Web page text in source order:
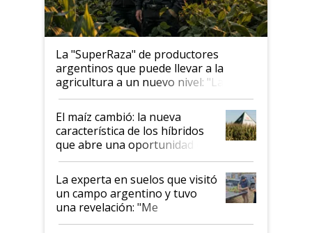
La "SuperRaza" de productores
argentinos que puede llevar a la
agricultura a un nuevo nivel: "Las
posibilidades de crecimiento son
infinitas"
El maíz cambió: la nueva
característica de los híbridos
que abre una oportunidad en
el lote
La experta en suelos que visitó
un campo argentino y tuvo
una revelación: "Me
impresionó mucho"